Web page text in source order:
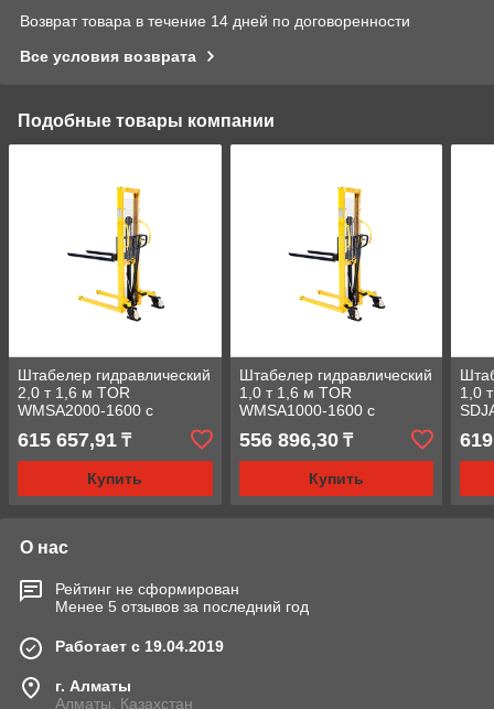
Возврат товара в течение 14 дней по договоренности
Все условия возврата
Подобные товары компании
Штабелер гидравлический
2,0 т 1,6 м TOR
WMSA2000-1600 с
расширенными опорами
615 657,91 ₸
Купить
Штабелер гидравлический
1,0 т 1,6 м TOR
WMSA1000-1600 с
расширенными опорами
556 896,30₸
Купить
1,0
О нас
Рейтинг не сформирован
Менее 5 отзывов за последний год
Работает с 19.04.2019
г. Алматы
Алматы, Казахстан